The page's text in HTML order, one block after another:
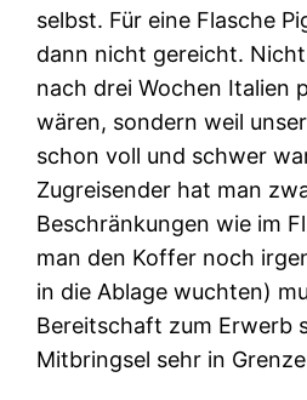
selbst. Für eine Flasche
dann nicht gereicht.
nach drei Wochen Italien
wären, sondern weil
schon voll und schwer
Zugreisender hat man
Beschränkungen wie im
man den Koffer noch
in die Ablage wuchten)
Bereitschaft zum Erwerb
Mitbringsel sehr in